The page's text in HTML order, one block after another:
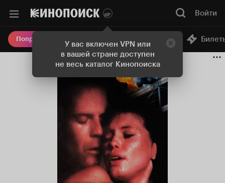
У вас включен VPN или
в вашей стране доступен
не весь каталог Кинопоиска
Войти
Попробовать Плюс Онлайн-кинотеатр